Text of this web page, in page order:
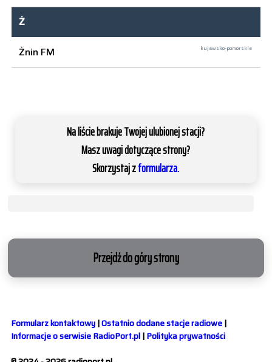
Ż
Żnin FM
kujawsko-pomorskie
Na liście brakuje Twojej ulubionej stacji?
Masz uwagi dotyczące strony?
Skorzystaj zformularza.
Przejdź do góry strony
Formularz kontaktowy|Ostatnio dodane stacje radiowe|
Informacje o serwisie RadioPort.pl|Polityka prywatności